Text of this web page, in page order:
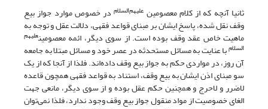
ثانیا آنچه که از کلام معصومین علیهم‌السلامدر خصوص موارد جواز بیع
وقف نقل شده، پاسخ ایشان بر مبنای قواعد فقهی، دلالت عقل و توجه به
ماهیت خاص عقد وقف بوده است. از سوی دیگر، ائمه معصومینعلیهم
السلامبا عنایت به مسائل مستحدثه در عصر خود و مسائل مبتلا به جامعه
آن روز، در مواردی حکم به جواز بیع وقف داده‌اند. فلذا از آنجا که از یک
سو مبنای اذن ایشان به بیع وقف، استناد به قواعد فقهی همچون قاعده
لاضرر و لاحرج و همچنین حکم عقل بوده و از سوی دیگر، مانعی جهت
الغای خصوصیت از مواد منقول جواز بیع وقف وجود ندارد، فلذا نمی‌توان